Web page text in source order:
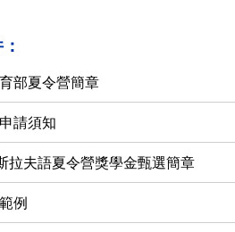
部夏令營簡章
請須知
拉夫語夏令營獎學金甄選簡章
例